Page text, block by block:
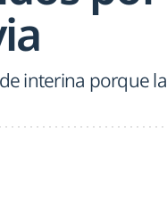
interina porque la